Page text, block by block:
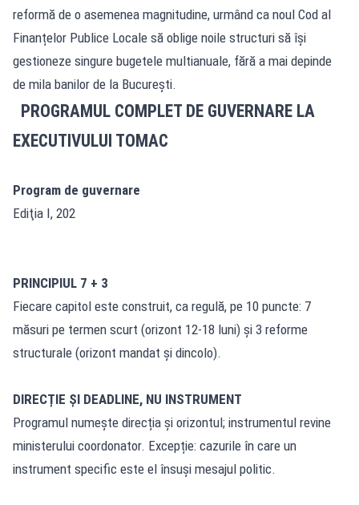
reformă de o asemenea magnitudine, urmând ca noul Cod al
Finanțelor Publice Locale să oblige noile structuri să își
gestioneze singure bugetele multianuale, fără a mai depinde
de mila banilor de la București.
PROGRAMUL COMPLET DE GUVERNARE LA
EXECUTIVULUI TOMAC
Program de guvernare
Ediţia I, 202
PRINCIPIUL 7 + 3
Fiecare capitol este construit, ca regulă, pe 10 puncte: 7
măsuri pe termen scurt (orizont 12-18 luni) și 3 reforme
structurale (orizont mandat și dincolo).
DIRECȚIE ȘI DEADLINE, NU INSTRUMENT
Programul numește direcția și orizontul; instrumentul revine
ministerului coordonator. Excepție: cazurile în care un
instrument specific este el însuși mesajul politic.